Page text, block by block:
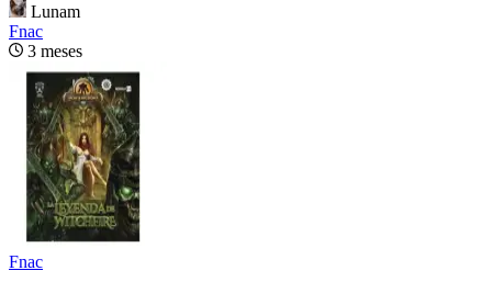
Lunam
Fnac
3 meses
Fnac